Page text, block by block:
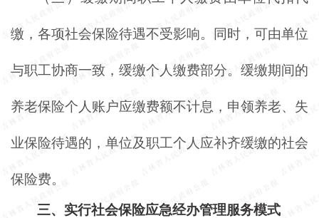
缴，各项社会保险待遇不受影响。同时，可由单位
与职工协商一致，缓缴个人缴费部分。缓缴期间的
养老保险个人账户应缴费额不计息，申领养老、失
业保险待遇的，单位及职工个人应补齐缓缴的社会
保险费。
三、实行社会保险应急经办管理服务模式